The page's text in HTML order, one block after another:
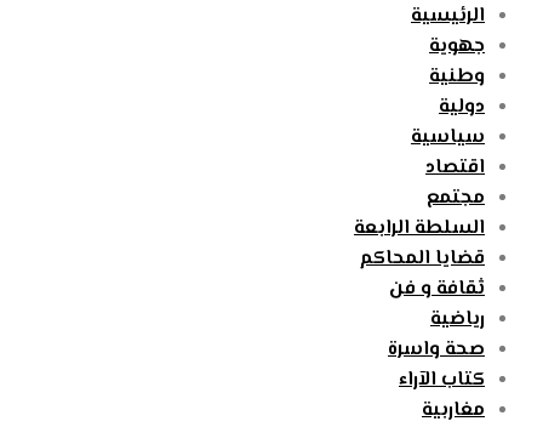
الرئيسية
جهوية
وطنية
دولية
سياسية
اقتصاد
مجتمع
السلطة الرابعة
قضايا المحاكم
ثقافة و فن
رياضية
صحة واسرة
كتاب الآراء
مغاربية